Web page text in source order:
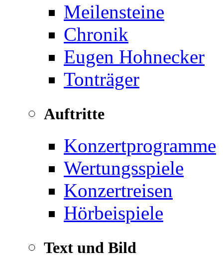
Meilensteine
Chronik
Eugen Hohnecker
Tonträger
Auftritte
Konzertprogramme
Wertungsspiele
Konzertreisen
Hörbeispiele
Text und Bild